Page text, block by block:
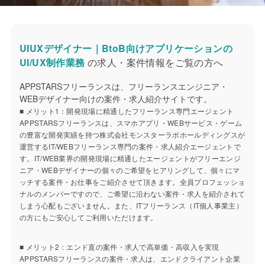
UIUXデザイナー｜BtoB向けアプリケーションの
UI/UX制作業務 の求人・案件情報をご覧の方へ
APPSTARSフリーランスは、フリーランスエンジニア・
WEBデザイナー向けの案件・求人紹介サイトです。
■ メリット1：開発現場に精通したフリーランス専門エージェント
APPSTARSフリーランスは、スマホアプリ・WEBサービス・ゲーム
の豊富な開発実績を持つ株式会社モンスターラボホールディングスが
運営するIT/WEBフリーランス専門の案件・求人紹介エージェントで
す。IT/WEB業界の開発現場に精通したエージェントがフリーエンジ
ニア・WEBデザイナーの個々のご希望をヒアリングして、個々にマ
ッチする案件・お仕事をご紹介させて頂きます。全員プロフェッショ
ナルのメンバーですので、ご希望に沿わない案件・求人を紹介されて
しまう心配もございません。また、ITフリーランス（IT個人事業主）
の方にもご安心してご利用いただけます。
■ メリット2：エンド直の案件・求人で高単価・高収入を実現
APPSTARSフリーランスの案件・求人は、エンドクライアント企業